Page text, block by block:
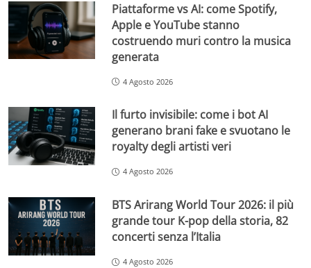
Piattaforme vs AI: come Spotify,
Apple e YouTube stanno
costruendo muri contro la musica
generata
4 Agosto 2026
Il furto invisibile: come i bot AI
generano brani fake e svuotano le
royalty degli artisti veri
4 Agosto 2026
BTS Arirang World Tour 2026: il più
grande tour K-pop della storia, 82
concerti senza l’Italia
4 Agosto 2026